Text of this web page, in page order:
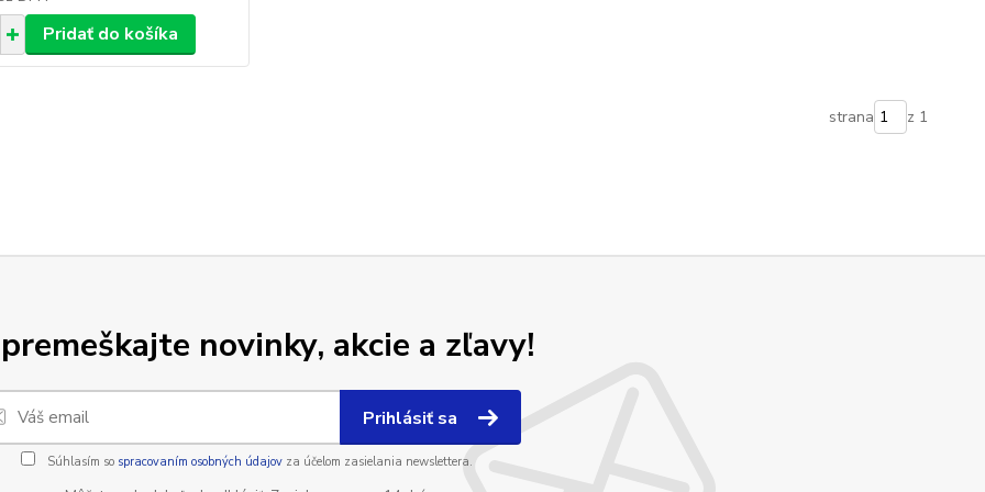
Pridať do košíka
strana z 1
novinky, akcie a zľavy!
Prihlásiť sa
Súhlasím so spracovaním osobných údajovza účelom zasielania newslettera.